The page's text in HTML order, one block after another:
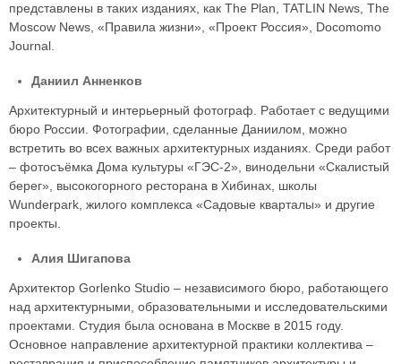
представлены в таких изданиях, как The Plan, TATLIN News, The
Moscow News, «Правила жизни», «Проект Россия», Docomomo
Journal.
Даниил Анненков
Архитектурный и интерьерный фотограф. Работает с ведущими
бюро России. Фотографии, сделанные Даниилом, можно
встретить во всех важных архитектурных изданиях. Среди работ
– фотосъёмка Дома культуры «ГЭС-2», винодельни «Скалистый
берег», высокогорного ресторана в Хибинах, школы
Wunderpark, жилого комплекса «Садовые кварталы» и другие
проекты.
Алия Шигапова
Архитектор Gorlenko Studio – независимого бюро, работающего
над архитектурными, образовательными и исследовательскими
проектами. Студия была основана в Москве в 2015 году.
Основное направление архитектурной практики коллектива –